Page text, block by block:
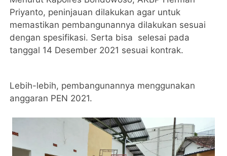
Priyanto, peninjauan dilakukan agar untuk
memastikan pembangunannya dilakukan sesuai
dengan spesifikasi. Serta bisa selesai pada
tanggal 14 Desember 2021 sesuai kontrak.
Lebih-lebih, pembangunannya menggunakan
anggaran PEN 2021.